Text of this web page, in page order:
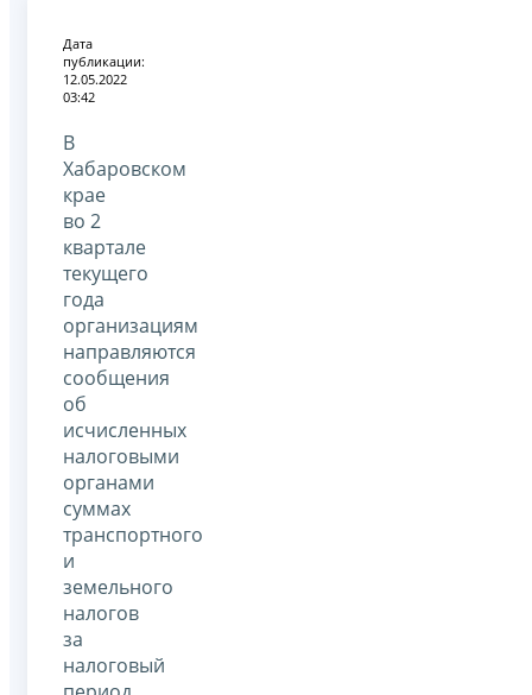
Дата
публикации:
12.05.2022
03:42
В
Хабаровском
крае
во 2
квартале
текущего
года
организациям
направляются
сообщения
об
исчисленных
налоговыми
органами
суммах
транспортного
и
земельного
налогов
за
налоговый